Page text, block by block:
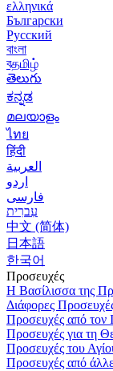
ελληνικά
Български
Русский
বাংলা
বதமிழ்
తెలుగు
ಕನ್ನಡ
മലയാളം
ไทย
हिंदी
العربية
اردو
فارسی
עִברִית
中文 (简体)
日本語
한국어
Προσευχές
Η Βασίλισσα της
Διάφορες
Προσευχές από τον
Προσευχές για τη
Προσευχές του
Προσευχές από